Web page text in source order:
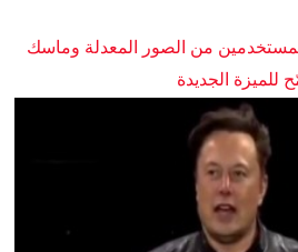
من الصور المعدلة وماسك
للميزة الجديدة